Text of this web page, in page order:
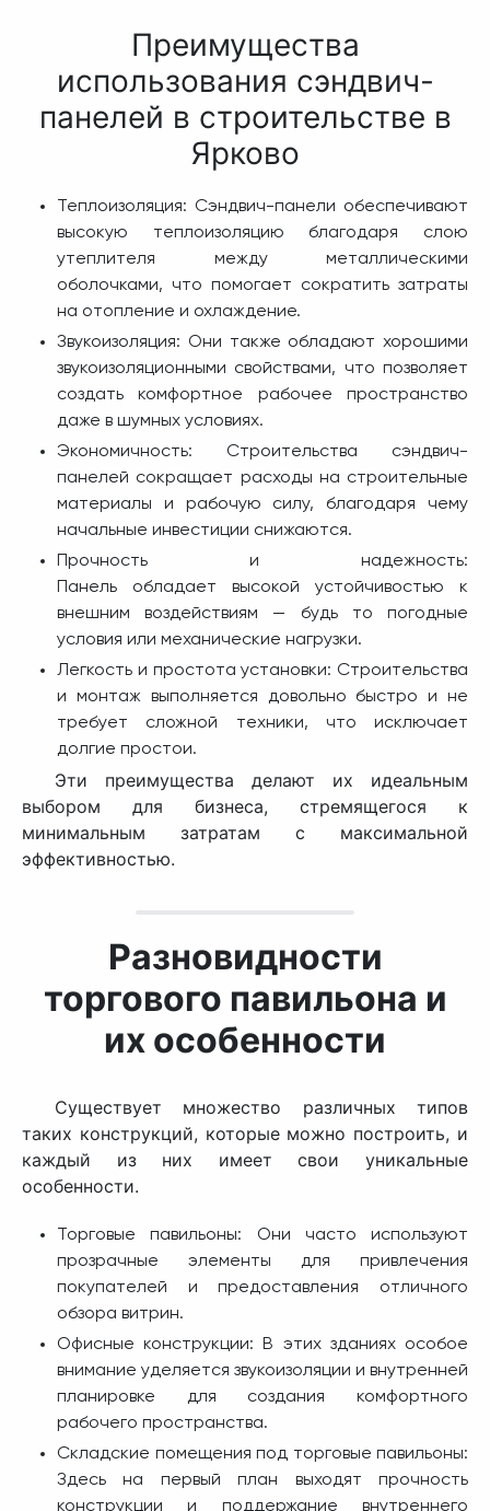
Преимущества
использования сэндвич-
панелей в строительстве в
Ярково
Теплоизоляция: Сэндвич-панели обеспечивают
высокую теплоизоляцию благодаря слою
утеплителя между металлическими
оболочками, что помогает сократить затраты
на отопление и охлаждение.
Звукоизоляция: Они также обладают хорошими
звукоизоляционными свойствами, что позволяет
создать комфортное рабочее пространство
даже в шумных условиях.
Экономичность: Строительства сэндвич-
панелей сокращает расходы на строительные
материалы и рабочую силу, благодаря чему
начальные инвестиции снижаются.
Прочность и надежность:
Панель обладает высокой устойчивостью к
внешним воздействиям — будь то погодные
условия или механические нагрузки.
Легкость и простота установки: Строительства
и монтаж выполняется довольно быстро и не
требует сложной техники, что исключает
долгие простои.
Эти преимущества делают их идеальным
выбором для бизнеса, стремящегося к
минимальным затратам с максимальной
эффективностью.
Разновидности
торгового павильона и
их особенности
Существует множество различных типов
таких конструкций, которые можно построить, и
каждый из них имеет свои уникальные
особенности.
Торговые павильоны: Они часто используют
прозрачные элементы для привлечения
покупателей и предоставления отличного
обзора витрин.
Офисные конструкции: В этих зданиях особое
внимание уделяется звукоизоляции и внутренней
планировке для создания комфортного
рабочего пространства.
Складские помещения под торговые павильоны:
Здесь на первый план выходят прочность
конструкции и поддержание внутреннего